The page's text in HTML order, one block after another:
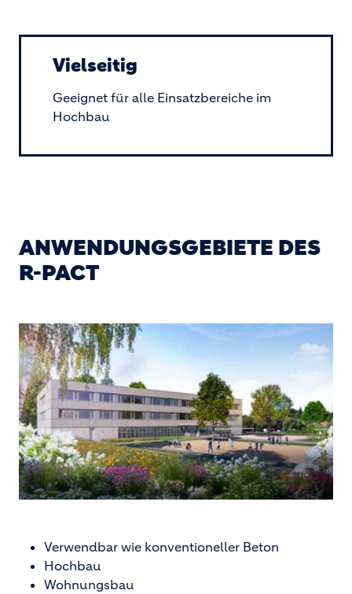
Vielseitig
Geeignet für alle Einsatzbereiche im
Hochbau
ANWENDUNGSGEBIETE DES
R-PACT
Verwendbar wie konventioneller Beton
Hochbau
Wohnungsbau